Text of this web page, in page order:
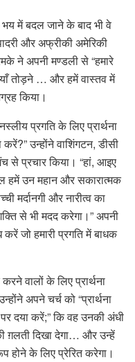
में बदल जाने के बाद भी वे
और अफ्रीकी अमेरिकी
ने अपनी मण्डली से “हमारे
तोड़ने … और हमें वास्तव में
किया।
प्रगति के लिए प्रार्थना
करें?” उन्होंने वाशिंगटन, डीसी
से प्रचार किया। “हां, आइए
हमें उन महान और सकारात्मक
मर्दानगी और नारीत्व का
से भी मदद करेगा।” अपनी
जो हमारी प्रगति में बाधक
वालों के लिए प्रार्थना
अपने चर्च को “प्रार्थना
दया करें;” कि वह उनकी अंधी
ग़लती दिखा देगा… और उन्हें
होने के लिए प्रेरित करेगा।